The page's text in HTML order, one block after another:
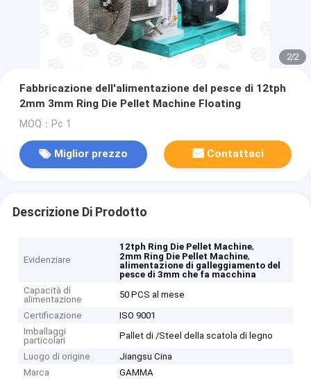
2/2
Fabbricazione dell'alimentazione del pesce di 12tph
2mm 3mm Ring Die Pellet Machine Floating
MOQ：Pc 1
Miglior prezzo Contattaci
Descrizione Di Prodotto
Evidenziare
12tph Ring Die Pellet Machine,
2mm Ring Die Pellet Machine,
alimentazione di galleggiamento del
pesce di 3mm che fa macchina
Capacità di
alimentazione
50 PCS al mese
Certificazione
ISO 9001
Imballaggi
particolari
Pallet di /Steel della scatola di legno
Luogo di origine
Jiangsu Cina
Marca
GAMMA